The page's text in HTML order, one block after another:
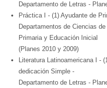
Departamento de Letras -
Práctica I - (1) Ayudante de
Departamentos de Ciencias
Primaria y Educación Inicial
(Planes 2010 y 2009)
Literatura Latinoamericana I -
dedicación Simple -
Departamento de Letras -